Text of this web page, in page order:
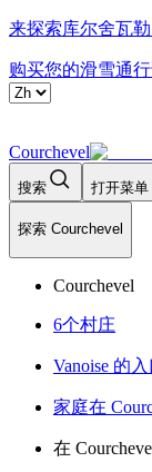
来探索库尔舍瓦
购买您的滑雪通
Courchevel
搜索 打开菜单
探索 Courchevel
Courchevel
6个村庄
Vanoise 的入
家庭在
在